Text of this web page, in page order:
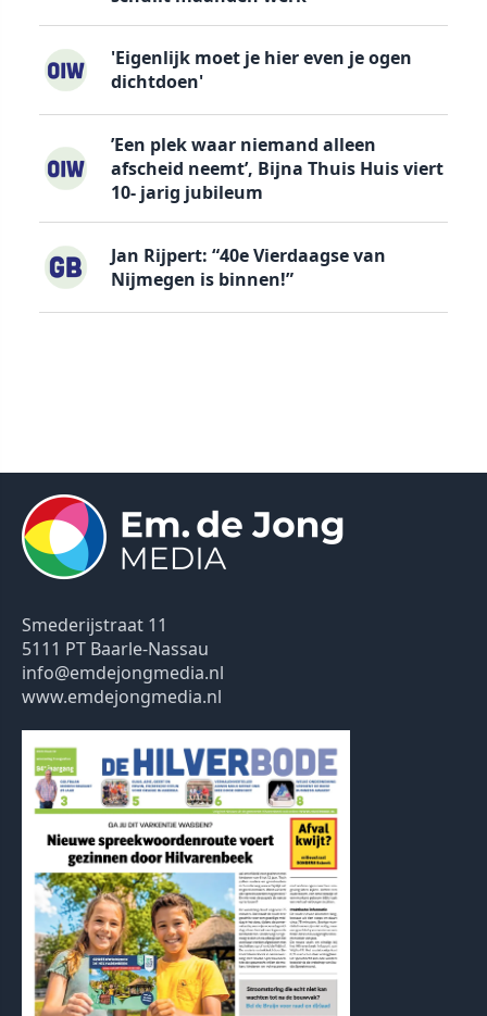
'Eigenlijk moet je hier even je ogen
dichtdoen'
’Een plek waar niemand alleen
afscheid neemt’, Bijna Thuis Huis viert
10- jarig jubileum
Jan Rijpert: “40e Vierdaagse van
Nijmegen is binnen!”
Smederijstraat 11
5111 PT Baarle-Nassau
info@emdejongmedia.nl
www.emdejongmedia.nl